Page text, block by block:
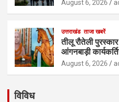
August 6, 2026
उत्तराखंड ताजा खबरें
तीलू रौतेली
आंगनबाड़ी
August 6, 2026
विविध